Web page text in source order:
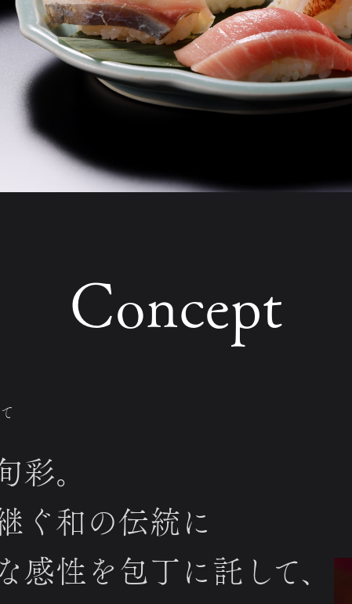
Concept
彩。
ぐ和の伝統に
感性を包丁に託して、